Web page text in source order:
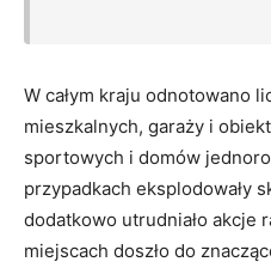
W całym kraju odnotowano
mieszkalnych, garaży i
sportowych i domów
przypadkach eksplodowały
dodatkowo utrudniało akcje
miejscach doszło do